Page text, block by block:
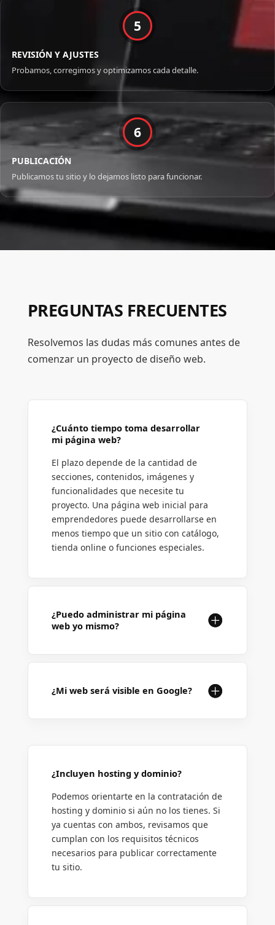
5
REVISIÓN Y AJUSTES
Probamos, corregimos y optimizamos cada detalle.
6
PUBLICACIÓN
Publicamos tu sitio y lo dejamos listo para funcionar.
PREGUNTAS FRECUENTES
Resolvemos las dudas más comunes antes de
comenzar un proyecto de diseño web.
¿Cuánto tiempo toma desarrollar
mi página web?
El plazo depende de la cantidad de
secciones, contenidos, imágenes y
funcionalidades que necesite tu
proyecto. Una página web inicial para
emprendedores puede desarrollarse en
menos tiempo que un sitio con catálogo,
tienda online o funciones especiales.
¿Puedo administrar mi página
web yo mismo?
¿Mi web será visible en Google?
¿Incluyen hosting y dominio?
Podemos orientarte en la contratación de
hosting y dominio si aún no los tienes. Si
ya cuentas con ambos, revisamos que
cumplan con los requisitos técnicos
necesarios para publicar correctamente
tu sitio.